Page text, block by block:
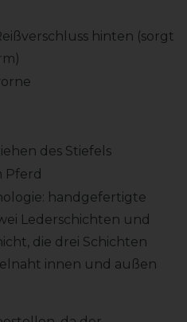
hinten (sorgt
des Stiefels
Pferd
handgefertigte
Lederschichten und
die drei Schichten
innen und außen